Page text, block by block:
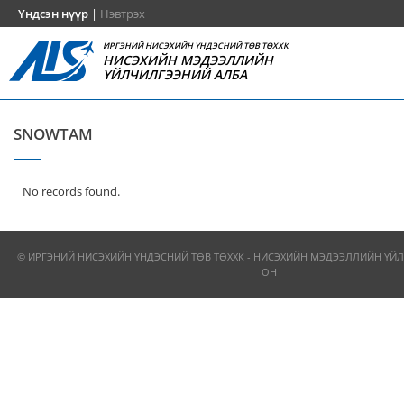
Үндсэн нүүр | Нэвтрэх
ИРГЭНИЙ НИСЭХИЙН ҮНДЭСНИЙ ТӨВ ТӨХХК
НИСЭХИЙН МЭДЭЭЛЛИЙН
ҮЙЛЧИЛГЭЭНИЙ АЛБА
SNOWTAM
No records found.
© ИРГЭНИЙ НИСЭХИЙН ҮНДЭСНИЙ ТӨВ ТӨХХК - НИСЭХИЙН МЭДЭЭЛЛИЙН
ОН